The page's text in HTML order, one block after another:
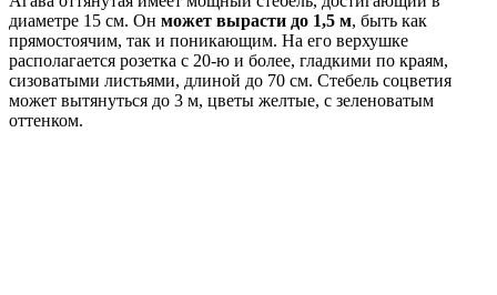
диаметре 15 см. Он может вырасти до 1,5 м, быть как
прямостоячим, так и поникающим. На его верхушке
располагается розетка с 20-ю и более, гладкими по краям,
сизоватыми листьями, длиной до 70 см. Стебель соцветия
может вытянуться до 3 м, цветы желтые, с зеленоватым
оттенком.